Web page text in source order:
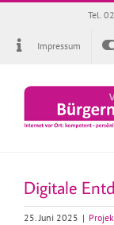
Zum
springen
Tel.
Impressum
Digitale
25. Juni 2025 |